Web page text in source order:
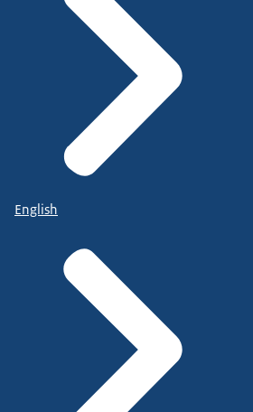
English